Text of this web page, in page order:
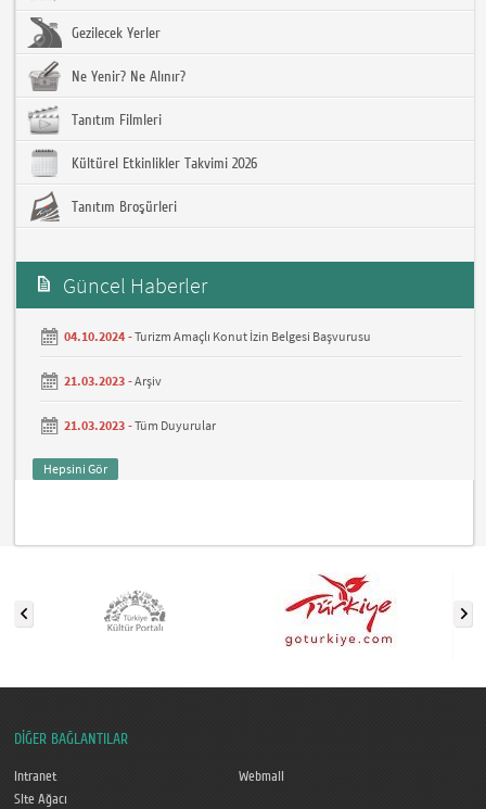
Gezilecek Yerler
Ne Yenir? Ne Alınır?
Tanıtım Filmleri
Kültürel Etkinlikler Takvimi 2026
Tanıtım Broşürleri
Güncel Haberler
04.10.2024 -Turizm Amaçlı Konut İzin Belgesi Başvurusu
21.03.2023 -Arşiv
21.03.2023 -Tüm Duyurular
Hepsini Gör
DİĞER BAĞLANTILAR
Intranet
Webmail
Site Ağacı